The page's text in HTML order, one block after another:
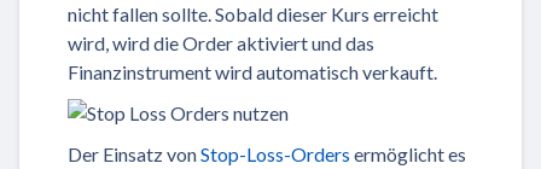
nicht fallen sollte. Sobald dieser Kurs erreicht
wird, wird die Order aktiviert und das
Finanzinstrument wird automatisch verkauft.
Der Einsatz vonStop-Loss-Orders ermöglicht es